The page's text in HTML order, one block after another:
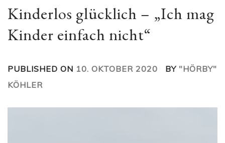
Kinderlos glücklich – „Ich mag
Kinder einfach nicht“
PUBLISHED ON 10. OKTOBER 2020 BY "HÖRBY"
KÖHLER